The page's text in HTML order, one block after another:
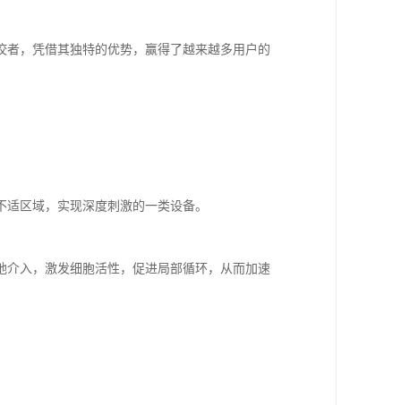
，凭借其独特的优势，赢得了越来越多用户的
区域，实现深度刺激的一类设备。
入，激发细胞活性，促进局部循环，从而加速